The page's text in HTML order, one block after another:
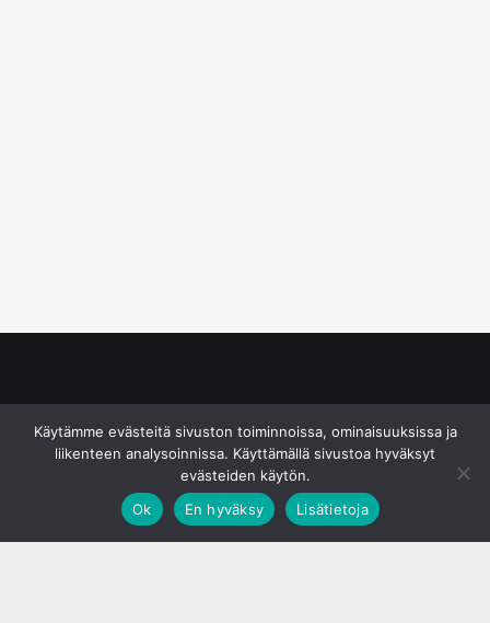
Käytämme evästeitä sivuston toiminnoissa, ominaisuuksissa ja
liikenteen analysoinnissa. Käyttämällä sivustoa hyväksyt
evästeiden käytön.
Ok
En hyväksy Lisätietoja